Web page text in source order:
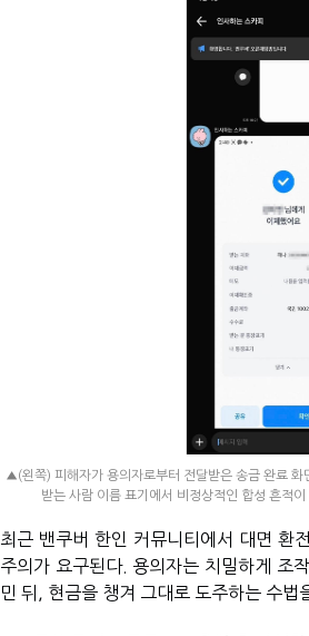
▲(왼쪽) 피해자가 용의자로부터 전달받은 송금 완료
받는 사람 이름 표기에서 비정상적인 합성 흔적
최근 밴쿠버 한인 커뮤니티에서 대면 환
주의가 요구된다. 용의자는 치밀하게 조
민 뒤, 현금을 챙겨 그대로 도주하는 수법